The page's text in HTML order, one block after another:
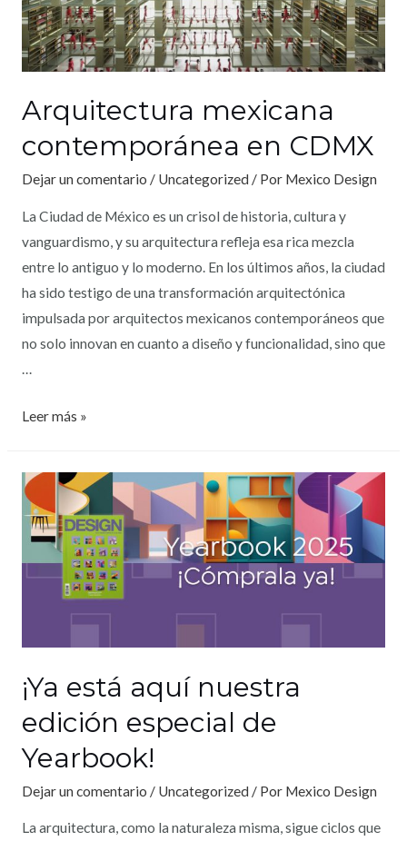
Arquitectura mexicana
contemporánea en CDMX
Dejar un comentario / Uncategorized / Por Mexico Design
La Ciudad de México es un crisol de historia, cultura y
vanguardismo, y su arquitectura refleja esa rica mezcla
entre lo antiguo y lo moderno. En los últimos años, la ciudad
ha sido testigo de una transformación arquitectónica
impulsada por arquitectos mexicanos contemporáneos que
no solo innovan en cuanto a diseño y funcionalidad, sino que
…
Leer más »
¡Ya está aquí nuestra
edición especial de
Yearbook!
Dejar un comentario / Uncategorized / Por Mexico Design
La arquitectura, como la naturaleza misma, sigue ciclos que